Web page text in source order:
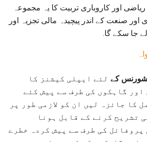
اور کاروباری تربیت کا یہ مجموعہ
اور صنعت کے اندر پیچیدہ مالی تجزیہ اور
جا سکے گا.
کے لئے ایپلی کیشنز کا
اور گاہکوں کی طرف سے پیش کئے
کا جائزہ لیں ان کو لازمی طور پر
تشریح کرنے کے قابل ہونا
پروفائل کی طرف سے پیش کردہ خطرے